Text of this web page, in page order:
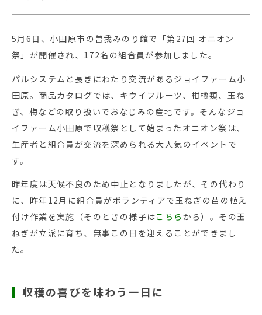
5月6日、小田原市の曽我みのり館で「第27回 オニオン
祭」が開催され、172名の組合員が参加しました。
パルシステムと長きにわたり交流があるジョイファーム小
田原。商品カタログでは、キウイフルーツ、柑橘類、玉ね
ぎ、梅などの取り扱いでおなじみの産地です。そんなジョ
イファーム小田原で収穫祭として始まったオニオン祭は、
生産者と組合員が交流を深められる大人気のイベントで
す。
昨年度は天候不良のため中止となりましたが、その代わり
に、昨年12月に組合員がボランティアで玉ねぎの苗の植え
付け作業を実施（そのときの様子はこちら から）。その玉
ねぎが立派に育ち、無事この日を迎えることができまし
た。
収穫の喜びを味わう一日に